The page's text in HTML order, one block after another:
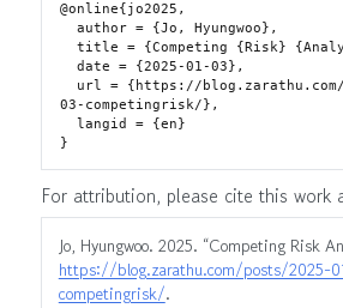
@online{jo2025,
03-competingrisk/},
For attribution, please cite this work
Jo, Hyungwoo. 2025. “Competing Risk
https://blog.zarathu.com/posts/2025-
competingrisk/.